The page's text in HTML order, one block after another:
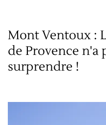
Mont Ventoux :
de Provence n'a
surprendre !